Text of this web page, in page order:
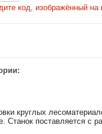
код, изображённый
круглых
Станок поставляется с